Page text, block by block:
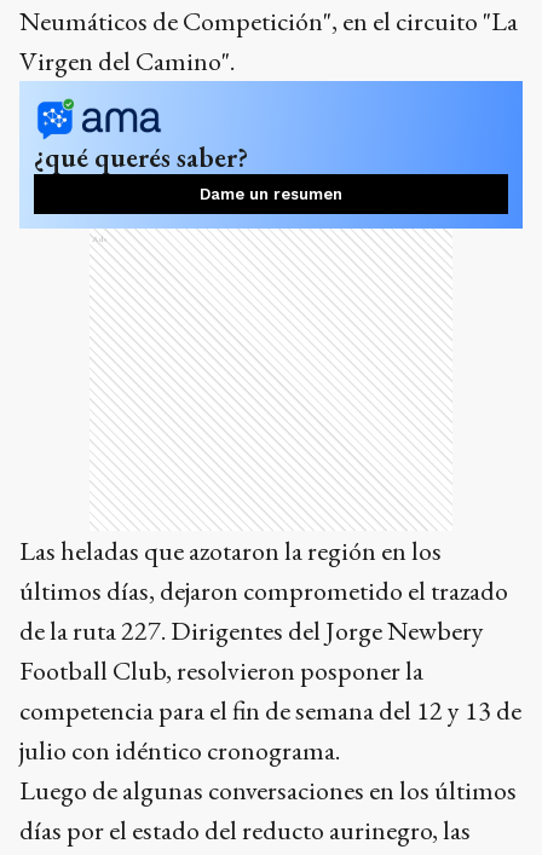
Neumáticos de Competición", en el circuito "La
Virgen del Camino".
¿qué querés saber?
Dame un resumen
Ads
Las heladas que azotaron la región en los
últimos días, dejaron comprometido el trazado
de la ruta 227. Dirigentes del Jorge Newbery
Football Club, resolvieron posponer la
competencia para el fin de semana del 12 y 13 de
julio con idéntico cronograma.
Luego de algunas conversaciones en los últimos
días por el estado del reducto aurinegro, las